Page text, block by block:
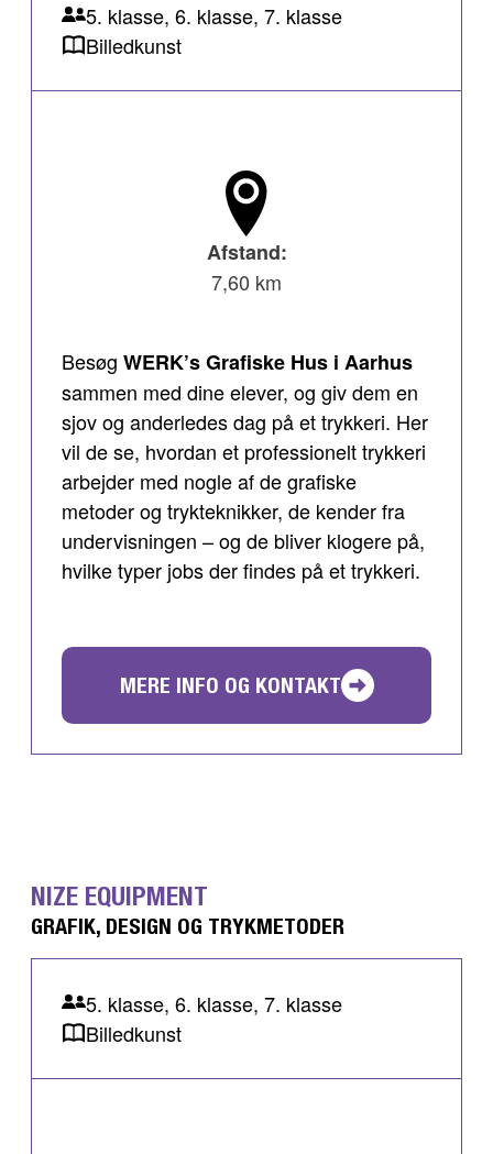
5. klasse, 6. klasse, 7. klasse
Billedkunst
Afstand:
7,60 km
Besøg WERK’s Grafiske Hus i Aarhus
sammen med dine elever, og giv dem en
sjov og anderledes dag på et trykkeri. Her
vil de se, hvordan et professionelt trykkeri
arbejder med nogle af de grafiske
metoder og trykteknikker, de kender fra
undervisningen – og de bliver klogere på,
hvilke typer jobs der findes på et trykkeri.
MERE INFO OG KONTAKT
NIZE EQUIPMENT
GRAFIK, DESIGN OG TRYKMETODER
5. klasse, 6. klasse, 7. klasse
Billedkunst